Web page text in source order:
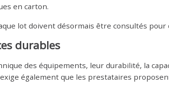
en carton.
lot doivent désormais être consultés pour
durables
des équipements, leur durabilité, la
également que les prestataires